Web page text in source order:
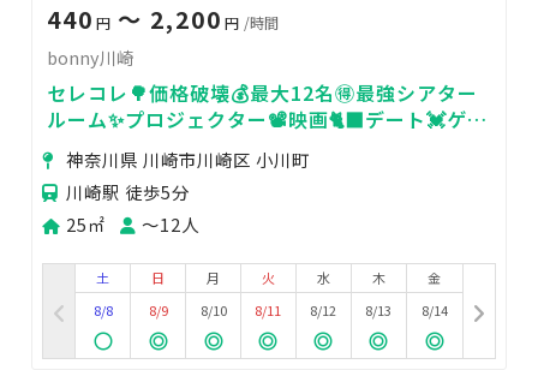
440 円 〜 2,200 円 /時間
bonny川崎
セレコレ🌳価格破壊💰最大12名🉐最強シアター
ルーム✨プロジェクター📽️映画🐈‍⬛デート💓ゲー
ム🎮女子会💗推し活🌟24H🏪bonny川崎
神奈川県 川崎市川崎区 小川町
川崎駅 徒歩5分
25㎡
〜12人
土
8/8
日
8/9
月
8/10
火
8/11
水
8/12
木
8/13
金
8/14